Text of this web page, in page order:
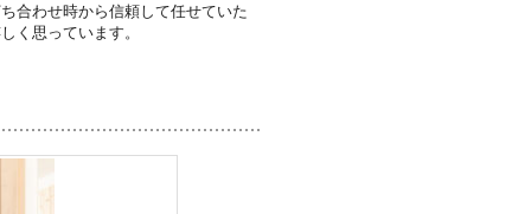
合わせ時から信頼して任せていた
く思っています。